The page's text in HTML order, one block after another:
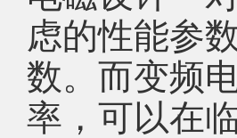
虑的性能参
数。而变频
率，可以在